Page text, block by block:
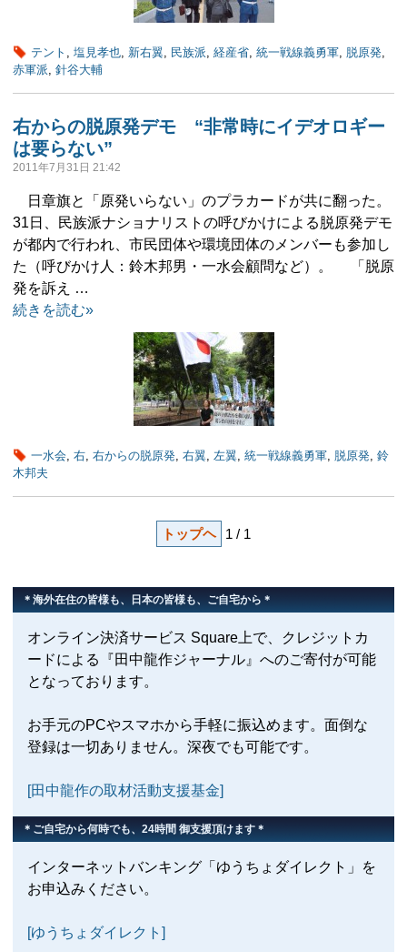
テント , 塩見孝也, 新右翼, 民族派, 経産省, 統一戦線義勇軍, 脱原発,
赤軍派, 針谷大輔
右からの脱原発デモ “非常時にイデオロギー
は要らない”
2011年7月31日 21:42
日章旗と「原発いらない」のプラカードが共に翻った。
31日、民族派ナショナリストの呼びかけによる脱原発デモ
が都内で行われ、市民団体や環境団体のメンバーも参加し
た（呼びかけ人：鈴木邦男・一水会顧問など）。 「脱原
発を訴え …
続きを読む»
一水会, 右, 右からの脱原発, 右翼, 左翼, 統一戦線義勇軍, 脱原発, 鈴
木邦夫
トップヘ 1 / 1
＊海外在住の皆様も、日本の皆様も、ご自宅から＊
オンライン決済サービス Square上で、クレジットカ
ードによる『田中龍作ジャーナル』へのご寄付が可能
となっております。
お手元のPCやスマホから手軽に振込めます。面倒な
登録は一切ありません。深夜でも可能です。
[田中龍作の取材活動支援基金]
＊ご自宅から何時でも、24時間 御支援頂けます＊
インターネットバンキング「ゆうちょダイレクト」を
お申込みください。
[ゆうちょダイレクト]